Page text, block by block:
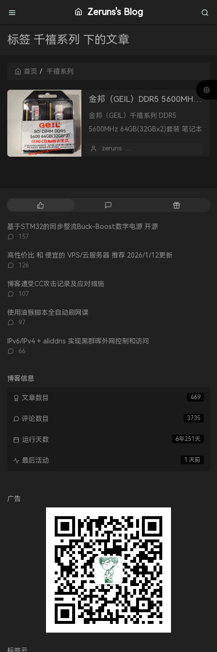
Zeruns's Blog
标签 千禧系列 下的文章
首页 千禧系列
金邦（GEIL）DDR5 5600MHz 32GB 笔记本内存条简单开箱评测
金邦（GEIL）千禧系列 DDR5
5600MHz 64GB(32GBx2)套装 笔记本
zeruns
热
文
评
随
基于STM32的同步整流Buck-Boost数字电源 开源
评
数：
157
高性价比 和 便宜的 VPS/云服务器 推荐 2026/1/12更新
评
数：
126
博客遭受CC攻击记录及应对措施
评
数：
107
使用油猴脚本全自动刷网课
评
数：
97
IPv6/IPv4 + aliddns 实现黑群晖外网控制和访问
评
66
博客信息
469
文章数目
3735
评论数目
6年251天
运行天数
1 天前
最后活动
广告